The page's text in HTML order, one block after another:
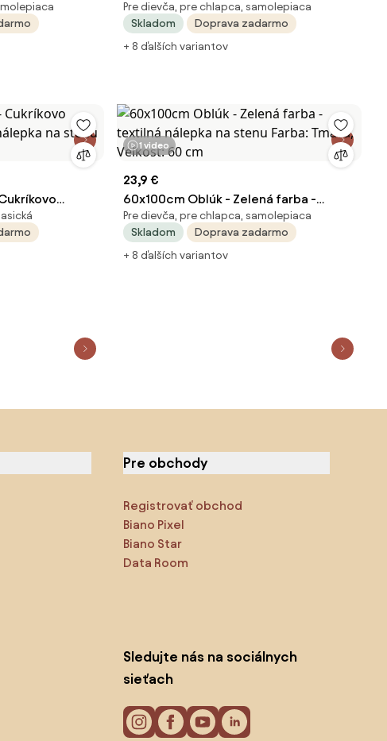
Farba:
cm
nálepka na stenu Farba: Bledá, Veľkosť:
60 cm
Pre dievča, pre chlapca, samolepiaca
Skladom
Doprava zadarmo
+ 8 ďalších variantov
na
1 video
23,9 €
60x100cm Oblúk - Zelená farba -
textilná nálepka na stenu Farba: Tmavá,
Veľkosť: 60 cm
Pre dievča, pre chlapca, samolepiaca
Skladom
Doprava zadarmo
+ 8 ďalších variantov
Pre obchody
Registrovať obchod
Biano Pixel
Biano Star
Data Room
Sledujte nás na sociálnych
sieťach